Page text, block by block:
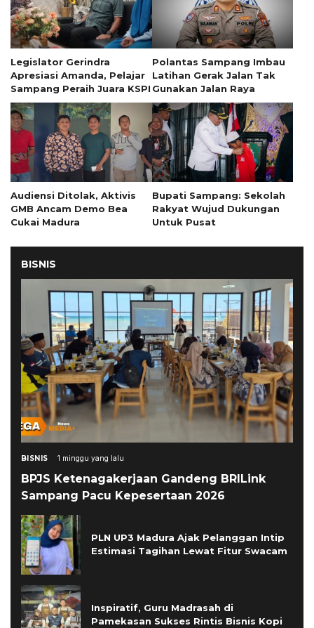
Legislator Gerindra
Apresiasi Amanda, Pelajar
Sampang Peraih Juara KSPI
Polantas Sampang Imbau
Latihan Gerak Jalan Tak
Gunakan Jalan Raya
Audiensi Ditolak, Aktivis
GMB Ancam Demo Bea
Cukai Madura
Bupati Sampang: Sekolah
Rakyat Wujud Dukungan
Untuk Pusat
BISNIS
BISNIS 1 minggu yang lalu
BPJS Ketenagakerjaan Gandeng BRILink
Sampang Pacu Kepesertaan 2026
PLN UP3 Madura Ajak Pelanggan Intip
Estimasi Tagihan Lewat Fitur Swacam
Inspiratif, Guru Madrasah di
Pamekasan Sukses Rintis Bisnis Kopi